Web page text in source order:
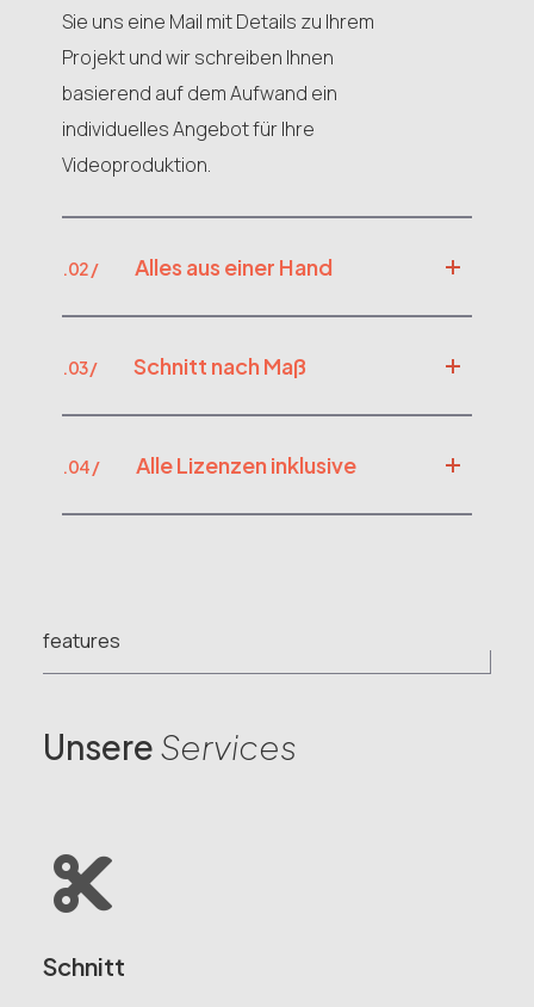
Sie uns eine Mail mit Details zu Ihrem
Projekt und wir schreiben Ihnen
basierend auf dem Aufwand ein
individuelles Angebot für Ihre
Videoproduktion.
.02 / Alles aus einer Hand
.03 / Schnitt nach Maß
.04 / Alle Lizenzen inklusive
features
Unsere Services
Schnitt